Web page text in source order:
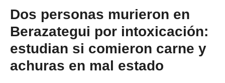
Dos personas murieron en
Berazategui por intoxicación:
estudian si comieron carne y
achuras en mal estado